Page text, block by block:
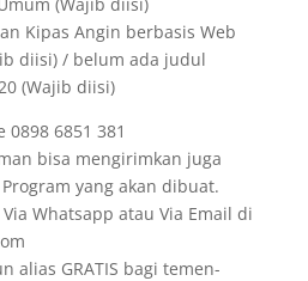
Kipas Angin berbasis Web
diisi) / belum ada judul
(Wajib diisi)
0898 6851 381
bisa mengirimkan juga
yang akan dibuat.
Whatsapp atau Via Email di
alias GRATIS bagi temen-